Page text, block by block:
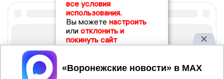
все условия
использования.
Вы можете настроить
или отклонить и
покинуть сайт
Принять